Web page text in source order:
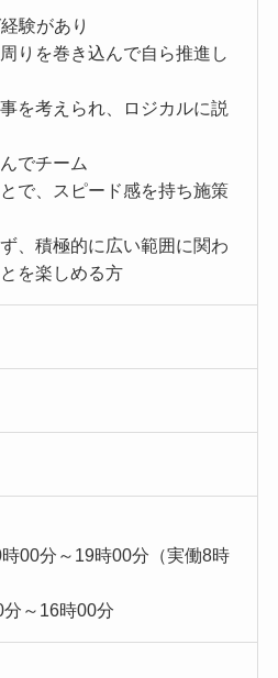
験があり
りを巻き込んで自ら推進し
を考えられ、ロジカルに説
でチーム
で、スピード感を持ち施策
、積極的に広い範囲に関わ
を楽しめる方
00分～19時00分（実働8時
分～16時00分